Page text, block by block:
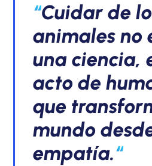
“Cuidar de
animales no
una ciencia,
acto de
que
mundo
empatía.“